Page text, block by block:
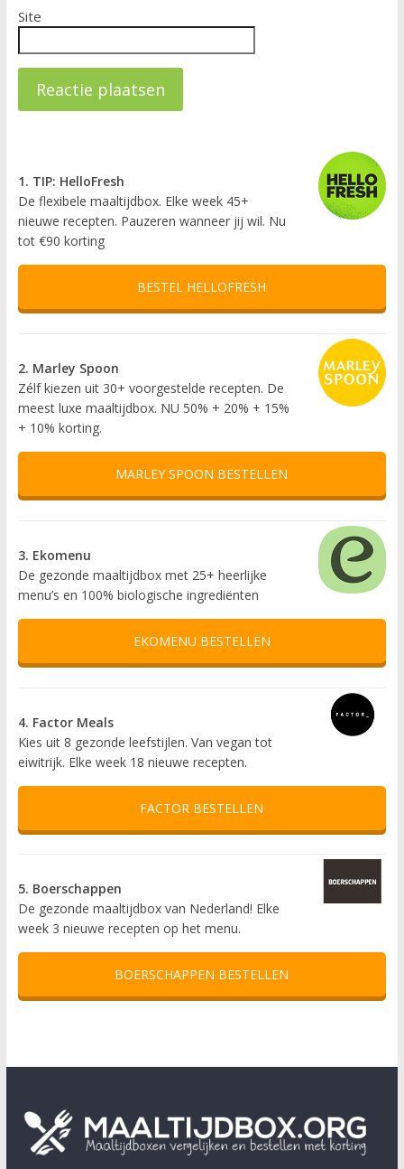
Site
1. TIP: HelloFresh
De flexibele maaltijdbox. Elke week 45+
nieuwe recepten. Pauzeren wanneer jij wil. Nu
tot €90 korting
BESTEL HELLOFRESH
2. Marley Spoon
Zélf kiezen uit 30+ voorgestelde recepten. De
meest luxe maaltijdbox. NU 50% + 20% + 15%
+ 10% korting.
MARLEY SPOON BESTELLEN
3. Ekomenu
De gezonde maaltijdbox met 25+ heerlijke
menu’s en 100% biologische ingrediënten
EKOMENU BESTELLEN
4. Factor Meals
Kies uit 8 gezonde leefstijlen. Van vegan tot
eiwitrijk. Elke week 18 nieuwe recepten.
FACTOR BESTELLEN
5. Boerschappen
De gezonde maaltijdbox van Nederland! Elke
week 3 nieuwe recepten op het menu.
BOERSCHAPPEN BESTELLEN